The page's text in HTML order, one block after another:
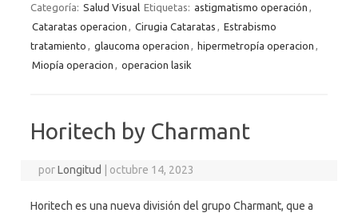
Categoría: Salud Visual Etiquetas: astigmatismo operación ,
Cataratas operacion , Cirugia Cataratas , Estrabismo
tratamiento , glaucoma operacion , hipermetropía operacion ,
Miopía operacion , operacion lasik
Horitech by Charmant
porLongitud octubre 14, 2023
Horitech es una nueva división del grupo Charmant, que a